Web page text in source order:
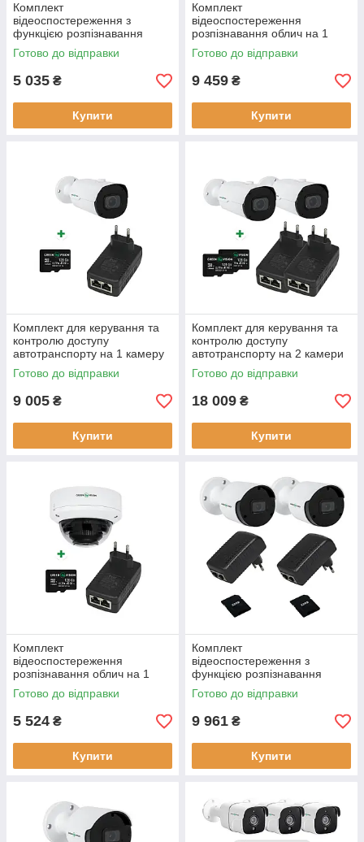
Комплект
відеоспостереження з
функцією розпізнавання
облич на 1 камеру IP камера
5MP POE SD-карта 128GB
Готово до відправки
5 035 ₴
Купити
Комплект
відеоспостереження
розпізнавання облич на 1
камеру GV-807 IP камера
5MP купольний корпус
Готово до відправки
9 459 ₴
Купити
Комплект для керування та
контролю доступу
автотранспорту на 1 камеру
GV-806 тип камери IP
роздільна здатність
Готово до відправки
9 005 ₴
Купити
Комплект для керування та
контролю доступу
автотранспорту на 2 камери
GV-805 IP камера 5 МП
зовнішнє використання
Готово до відправки
18 009 ₴
Купити
Комплект
відеоспостереження
розпізнавання облич на 1
камеру GV-808 IP камера
роздільна здатність
Готово до відправки
5 524 ₴
Купити
Комплект
відеоспостереження з
функцією розпізнавання
облич на 2 камери GV-812 IP-
камера 5MP POE
Готово до відправки
9 961 ₴
Купити